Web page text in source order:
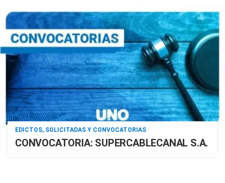
EDICTOS, SOLICITADAS Y CONVOCATORIAS
CONVOCATORIA: SUPERCABLECANAL S.A.